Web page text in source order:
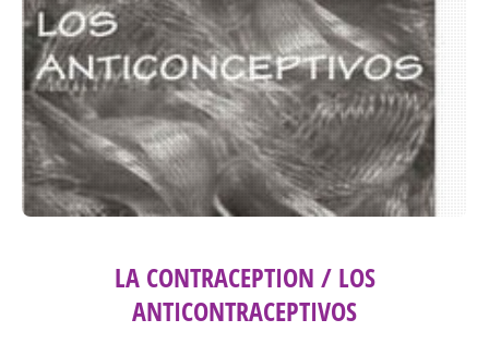
LA CONTRACEPTION / LOS
ANTICONTRACEPTIVOS